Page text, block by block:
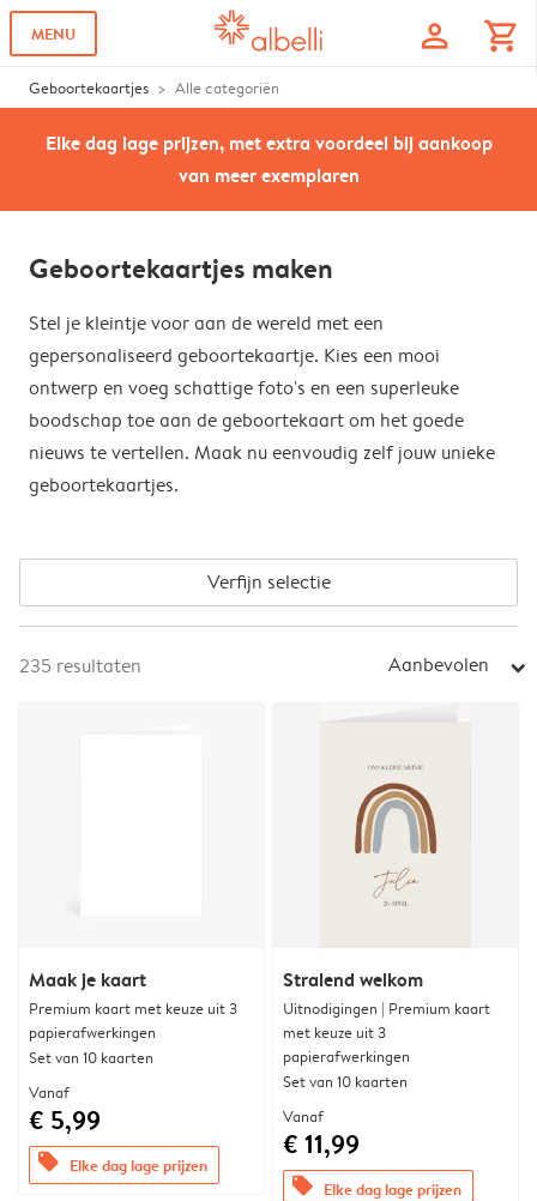
MENU profile shopping_cart
Geboortekaartjes Alle categoriën
Elke dag lage prijzen, met extra voordeel bij aankoop
van meer exemplaren
Geboortekaartjes maken
Stel je kleintje voor aan de wereld met een
gepersonaliseerd geboortekaartje. Kies een mooi
ontwerp en voeg schattige foto's en een superleuke
boodschap toe aan de geboortekaart om het goede
nieuws te vertellen. Maak nu eenvoudig zelf jouw unieke
geboortekaartjes.
Verfijn selectie
235 resultaten Aanbevolen arrow_right
Maak je kaart
Premium kaart met keuze uit 3
papierafwerkingen
Set van 10 kaarten
Vanaf
€ 5,99
offers Elke dag lage prijzen
Stralend welkom
Uitnodigingen | Premium kaart
met keuze uit 3
papierafwerkingen
Set van 10 kaarten
Vanaf
€ 11,99
offers Elke dag lage prijzen